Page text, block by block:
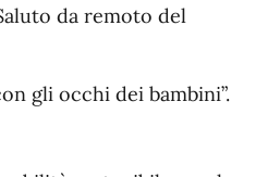
da remoto del
gli occhi dei bambini”.